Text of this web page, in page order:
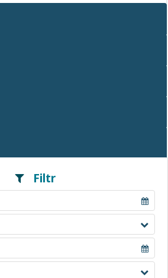
Filtr